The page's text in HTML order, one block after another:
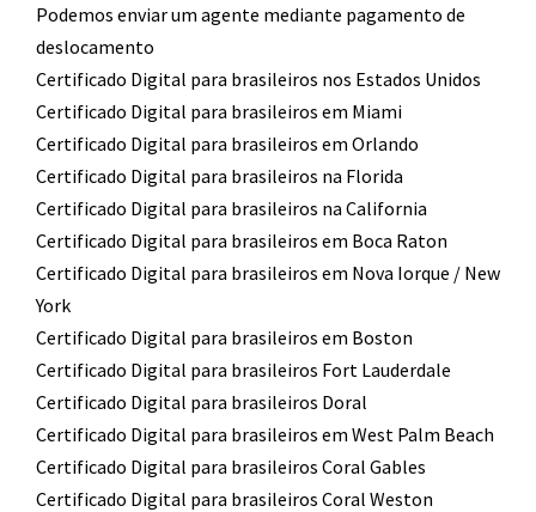
Podemos enviar um agente mediante pagamento de
deslocamento​
Certificado Digital para brasileiros nos Estados Unidos
Certificado Digital para brasileiros em Miami
Certificado Digital para brasileiros em Orlando
Certificado Digital para brasileiros na Florida
Certificado Digital para brasileiros na California
Certificado Digital para brasileiros em Boca Raton
Certificado Digital para brasileiros em Nova Iorque / New
York
Certificado Digital para brasileiros em Boston
Certificado Digital para brasileiros Fort Lauderdale
Certificado Digital para brasileiros Doral
Certificado Digital para brasileiros em West Palm Beach
Certificado Digital para brasileiros Coral Gables
Certificado Digital para brasileiros Coral Weston